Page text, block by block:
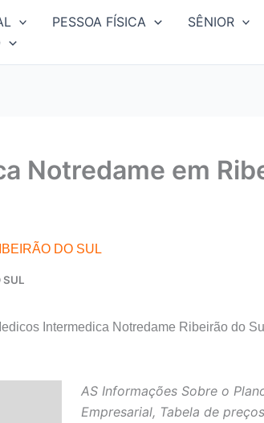
PESSOA FÍSICA SÊNIOR
Notredame em
DO SUL
SUL
Intermedica Notredame Ribeirão do
AS Informações Sobre o
Empresarial, Tabela de